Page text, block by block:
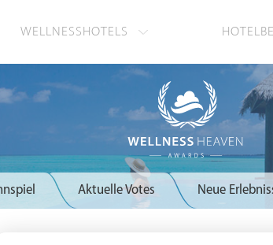
WELLNESSHOTELS
Aktuelle Votes Neue